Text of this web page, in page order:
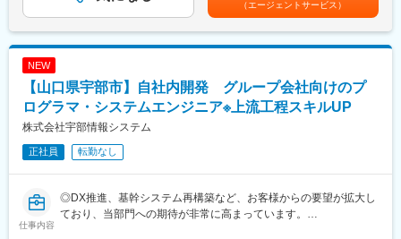
つながります。また営業同行も行い、ITの知識を活かした「提案
型のエンジニア」としての活躍も期待されます。
前身である旧三井物産が、GHQの指令により解体されるのを機
（ALC等）、住宅関連商品、コンピュータ等の商品を加え、ま
た、関連工事の施工体制を整え、お客様に信頼をいただける企業
（エージェントサービス）
NEW
【山口県宇部市】自社内開発 グループ会社向けのプ
ログラマ・システムエンジニア※上流工程スキルUP
株式会社宇部情報システム
正社員 転勤なし
仕事内容
◎DX推進、基幹システム再構築など、お客様からの要望が拡大し
ており、当部門への期待が非常に高まっています。